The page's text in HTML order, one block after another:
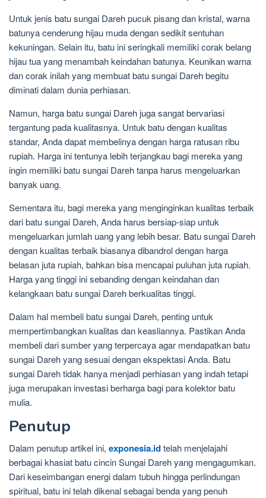
Untuk jenis batu sungai Dareh pucuk pisang dan kristal, warna
batunya cenderung hijau muda dengan sedikit sentuhan
kekuningan. Selain itu, batu ini seringkali memiliki corak belang
hijau tua yang menambah keindahan batunya. Keunikan warna
dan corak inilah yang membuat batu sungai Dareh begitu
diminati dalam dunia perhiasan.
Namun, harga batu sungai Dareh juga sangat bervariasi
tergantung pada kualitasnya. Untuk batu dengan kualitas
standar, Anda dapat membelinya dengan harga ratusan ribu
rupiah. Harga ini tentunya lebih terjangkau bagi mereka yang
ingin memiliki batu sungai Dareh tanpa harus mengeluarkan
banyak uang.
Sementara itu, bagi mereka yang menginginkan kualitas terbaik
dari batu sungai Dareh, Anda harus bersiap-siap untuk
mengeluarkan jumlah uang yang lebih besar. Batu sungai Dareh
dengan kualitas terbaik biasanya dibandrol dengan harga
belasan juta rupiah, bahkan bisa mencapai puluhan juta rupiah.
Harga yang tinggi ini sebanding dengan keindahan dan
kelangkaan batu sungai Dareh berkualitas tinggi.
Dalam hal membeli batu sungai Dareh, penting untuk
mempertimbangkan kualitas dan keasliannya. Pastikan Anda
membeli dari sumber yang terpercaya agar mendapatkan batu
sungai Dareh yang sesuai dengan ekspektasi Anda. Batu
sungai Dareh tidak hanya menjadi perhiasan yang indah tetapi
juga merupakan investasi berharga bagi para kolektor batu
mulia.
Penutup
Dalam penutup artikel ini, exponesia.idtelah menjelajahi
berbagai khasiat batu cincin Sungai Dareh yang mengagumkan.
Dari keseimbangan energi dalam tubuh hingga perlindungan
spiritual, batu ini telah dikenal sebagai benda yang penuh